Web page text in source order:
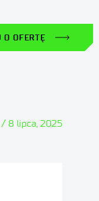
O OFERTĘ
/ 8 lipca, 2025